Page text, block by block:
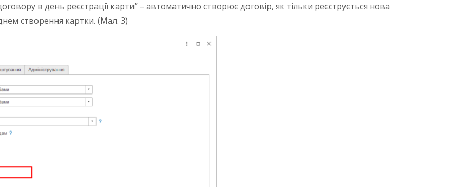
в день реєстрації карти” – автоматично створює договір, як тільки реєструється нова
створення картки. (Мал. 3)